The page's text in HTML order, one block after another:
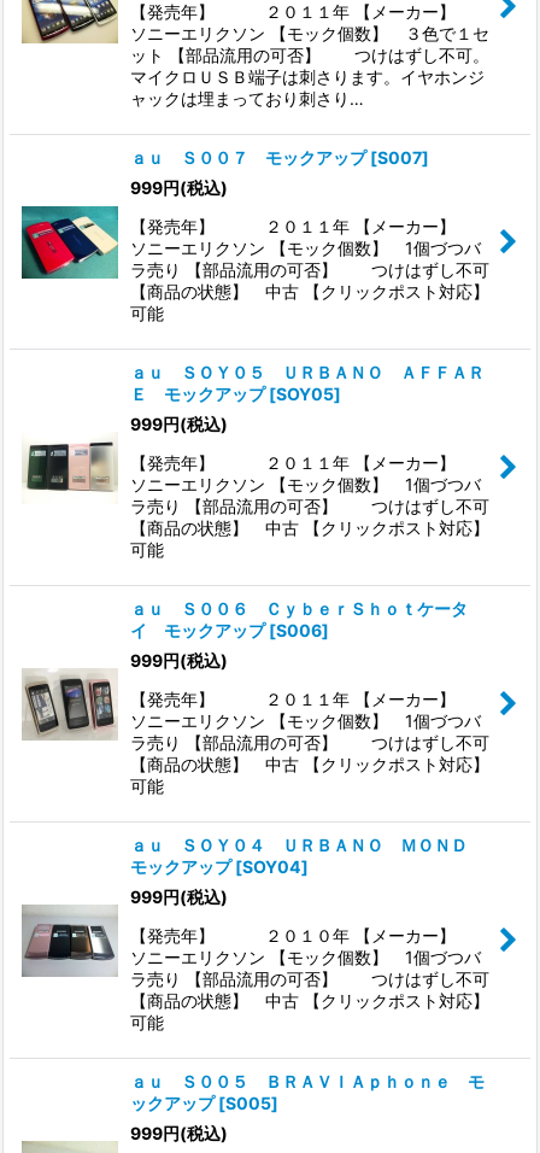
【発売年】 ２０１１年 【メーカー】
ソニーエリクソン 【モック個数】 ３色で１セ
ット 【部品流用の可否】 つけはずし不可。
マイクロＵＳＢ端子は刺さります。イヤホンジ
ャックは埋まっており刺さり…
ａｕ Ｓ００７ モックアップ [S007]
999円(税込)
【発売年】 ２０１１年 【メーカー】
ソニーエリクソン 【モック個数】 1個づつバ
ラ売り 【部品流用の可否】 つけはずし不可
【商品の状態】 中古 【クリックポスト対応】
可能
ａｕ ＳＯＹ０５ ＵＲＢＡＮＯ ＡＦＦＡＲ
Ｅ モックアップ [SOY05]
999円(税込)
【発売年】 ２０１１年 【メーカー】
ソニーエリクソン 【モック個数】 1個づつバ
ラ売り 【部品流用の可否】 つけはずし不可
【商品の状態】 中古 【クリックポスト対応】
可能
ａｕ Ｓ００６ ＣｙｂｅｒＳｈｏｔケータ
イ モックアップ [S006]
999円(税込)
【発売年】 ２０１１年 【メーカー】
ソニーエリクソン 【モック個数】 1個づつバ
ラ売り 【部品流用の可否】 つけはずし不可
【商品の状態】 中古 【クリックポスト対応】
可能
ａｕ ＳＯＹ０４ ＵＲＢＡＮＯ ＭＯＮＤ
モックアップ [SOY04]
999円(税込)
【発売年】 ２０１０年 【メーカー】
ソニーエリクソン 【モック個数】 1個づつバ
ラ売り 【部品流用の可否】 つけはずし不可
【商品の状態】 中古 【クリックポスト対応】
可能
ａｕ Ｓ００５ ＢＲＡＶＩＡｐｈｏｎｅ モ
ックアップ [S005]
999円(税込)